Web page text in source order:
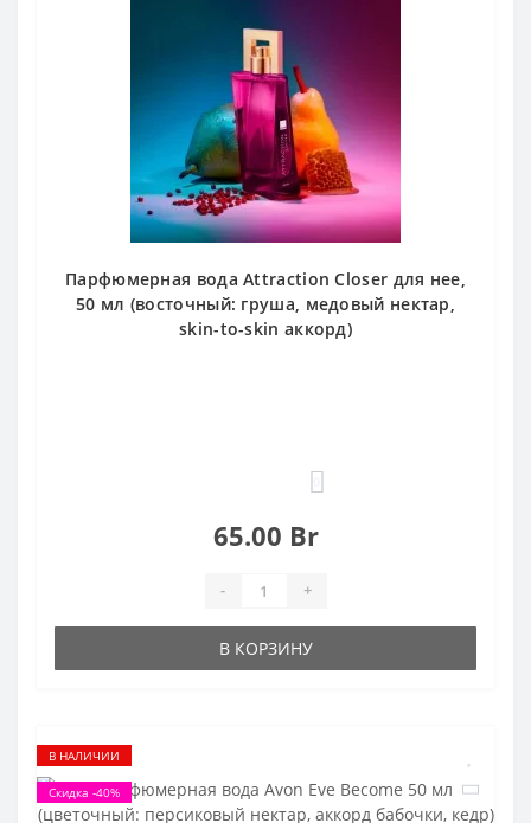
Парфюмерная вода Attraction Closer для нее,
50 мл (восточный: груша, медовый нектар,
skin-to-skin аккорд)
65.00 Br
- +
В КОРЗИНУ
В НАЛИЧИИ
Скидка -40%